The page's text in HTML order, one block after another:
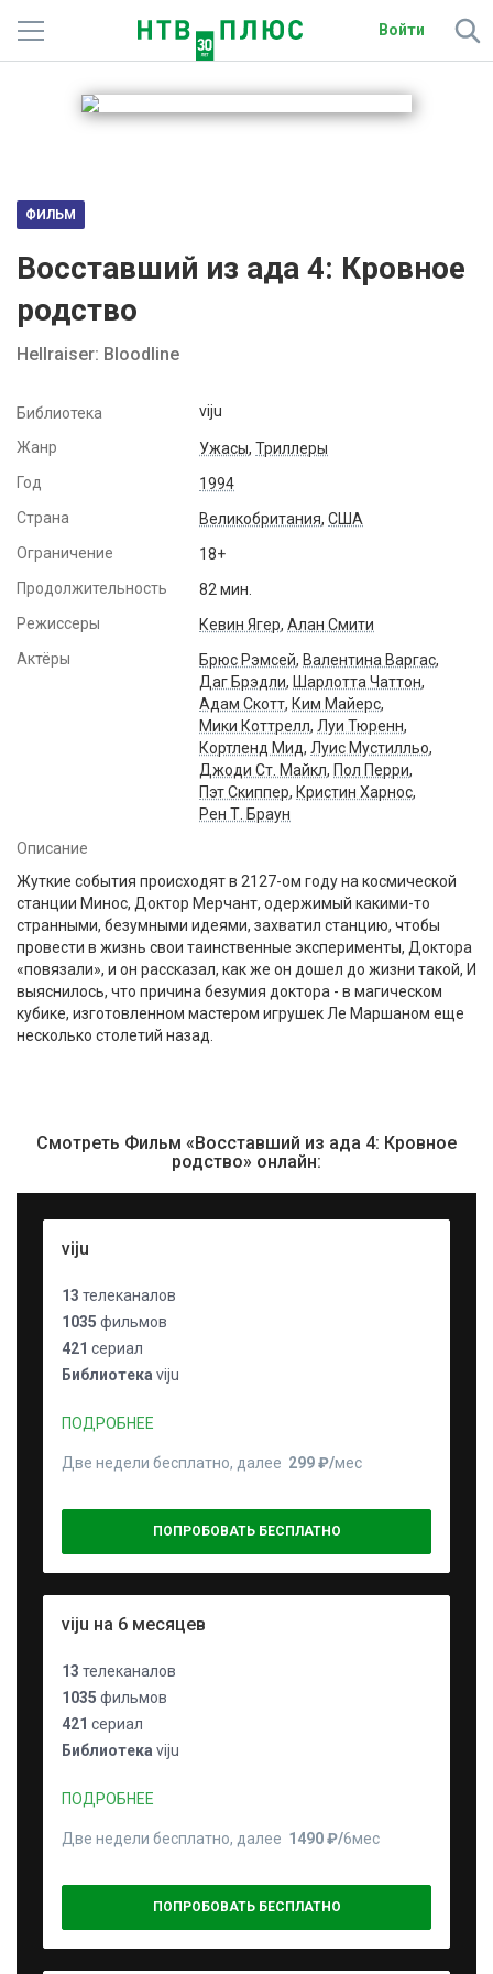
Войти
Телеканалы
Спутниковым абонентам
Активировать промокод
ФИЛЬМ
Восставший из ада 4: Кровное
родство
Hellraiser: Bloodline
Библиотека viju
Жанр Ужасы, Триллеры
Год
1994
Страна
Великобритания, США
Ограничение
18+
Продолжительность
82 мин.
Режиссеры
Кевин Ягер, Алан Смити
Актёры
Брюс Рэмсей, Валентина Варгас,
Даг Брэдли, Шарлотта Чаттон,
Адам Скотт, Ким Майерс,
Мики Коттрелл, Луи Тюренн,
Кортленд Мид, Луис Мустилльо,
Джоди Ст. Майкл, Пол Перри,
Пэт Скиппер, Кристин Харнос,
Рен Т. Браун
Описание
Жуткие события происходят в 2127-ом году на космической
станции Минос, Доктор Мерчант, одержимый какими-то
странными, безумными идеями, захватил станцию, чтобы
провести в жизнь свои таинственные эксперименты, Доктора
«повязали», и он рассказал, как же он дошел до жизни такой, И
выяснилось, что причина безумия доктора - в магическом
кубике, изготовленном мастером игрушек Ле Маршаном еще
несколько столетий назад.
Смотреть Фильм «Восставший из ада 4: Кровное
родство» онлайн:
viju
13 телеканалов
1035 фильмов
421 сериал
Библиотека viju
ПОДРОБНЕЕ
Две недели бесплатно, далее 299 ₽⁠/⁠мес
ПОПРОБОВАТЬ БЕСПЛАТНО
viju на 6 месяцев
13 телеканалов
1035 фильмов
421 сериал
Библиотека viju
ПОДРОБНЕЕ
Две недели бесплатно, далее 1490 ₽⁠/⁠6мес
ПОПРОБОВАТЬ БЕСПЛАТНО